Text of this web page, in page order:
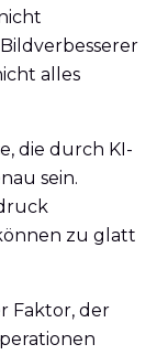
alles
die durch KI-
sein.
zu glatt
Faktor, der